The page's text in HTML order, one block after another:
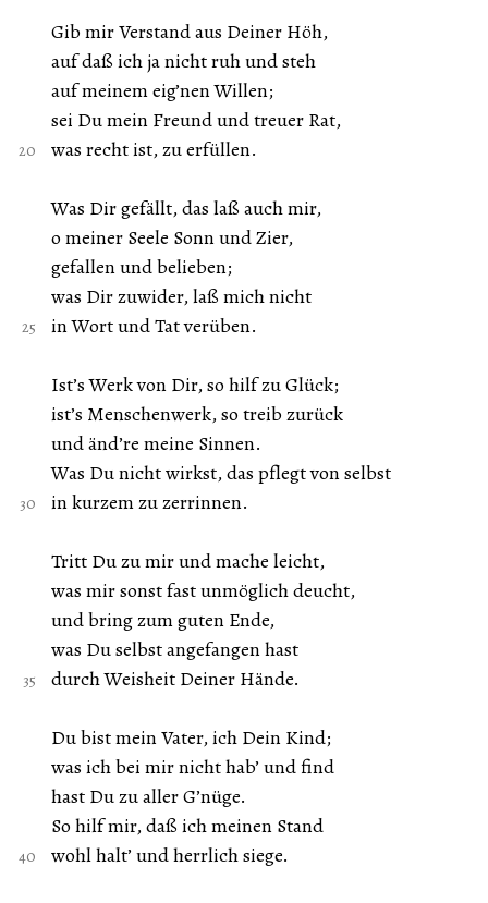
Gib mir Verstand aus Deiner Höh,
auf daß ich ja nicht ruh und steh
auf meinem eig’nen Willen;
sei Du mein Freund und treuer Rat,
was recht ist, zu erfüllen.
Was Dir gefällt, das laß auch mir,
o meiner Seele Sonn und Zier,
gefallen und belieben;
was Dir zuwider, laß mich nicht
in Wort und Tat verüben.
Ist’s Werk von Dir, so hilf zu Glück;
ist’s Menschenwerk, so treib zurück
und änd’re meine Sinnen.
Was Du nicht wirkst, das pflegt von selbst
in kurzem zu zerrinnen.
Tritt Du zu mir und mache leicht,
was mir sonst fast unmöglich deucht,
und bring zum guten Ende,
was Du selbst angefangen hast
durch Weisheit Deiner Hände.
Du bist mein Vater, ich Dein Kind;
was ich bei mir nicht hab’ und find
hast Du zu aller G’nüge.
So hilf mir, daß ich meinen Stand
wohl halt’ und herrlich siege.